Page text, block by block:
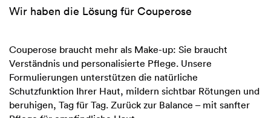
Wir haben die Lösung für Couperose
Couperose braucht mehr als Make-up: Sie braucht
Verständnis und personalisierte Pflege. Unsere
Formulierungen unterstützen die natürliche
Schutzfunktion Ihrer Haut, mildern sichtbar Rötungen und
beruhigen, Tag für Tag. Zurück zur Balance – mit sanfter